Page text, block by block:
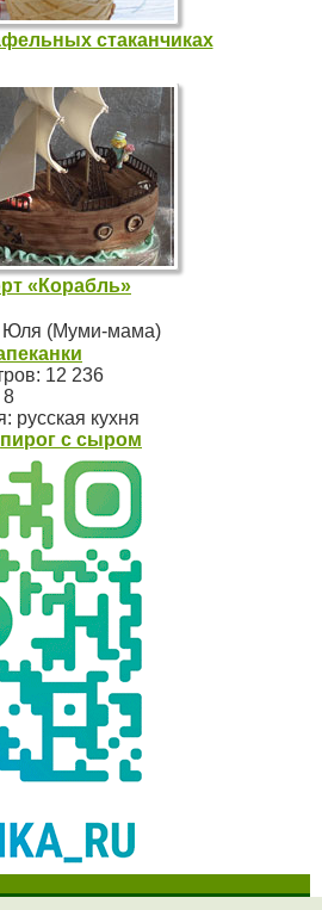
стаканчиках
«Корабль»
Юля (Муми-мама)
12 236
8
русская кухня
пирог с сыром